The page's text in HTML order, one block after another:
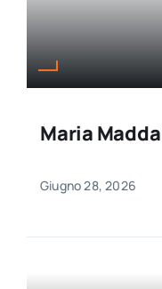
Maria
Giugno 28, 2026